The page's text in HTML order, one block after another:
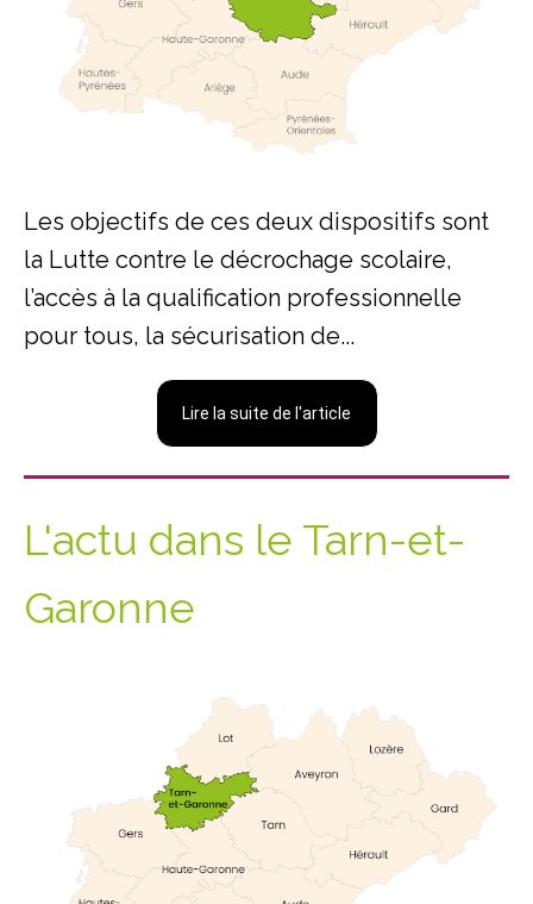
Les objectifs de ces deux dispositifs sont
la Lutte contre le décrochage scolaire,
l’accès à la qualification professionnelle
pour tous, la sécurisation de...
Lire la suite de l'article
L'actu dans le Tarn-et-
Garonne